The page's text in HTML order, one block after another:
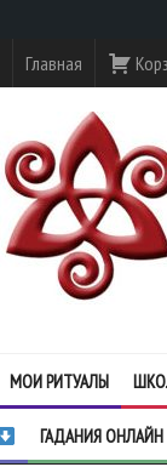
Главная
МОИ РИТУАЛЫ
ГАДАНИЯ ОНЛАЙН